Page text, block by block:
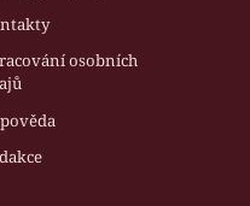
osobních